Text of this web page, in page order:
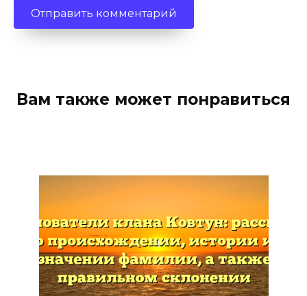
Вам также может понравиться